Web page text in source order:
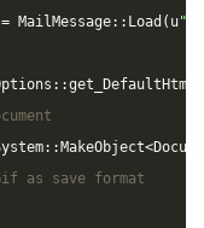
= MailMessage:: Load ( u
::get_DefaultHtml
:: MakeObject<
as save format